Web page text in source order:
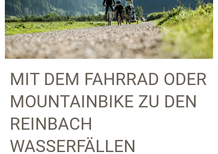
MIT DEM FAHRRAD ODER
MOUNTAINBIKE ZU DEN
REINBACH
WASSERFÄLLEN